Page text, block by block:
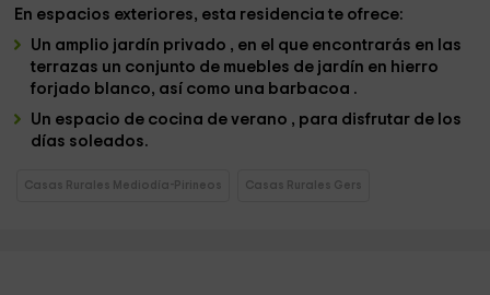
En espacios exteriores, esta residencia te ofrece:
Un amplio jardín privado , en el que encontrarás en las
terrazas un conjunto de muebles de jardín en hierro
forjado blanco, así como una barbacoa .
Un espacio de cocina de verano , para disfrutar de los
días soleados.
Casas Rurales Mediodía-Pirineos Casas Rurales Gers